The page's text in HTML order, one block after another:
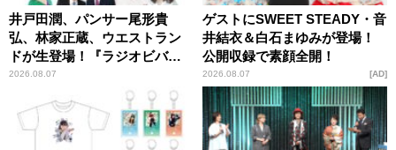
井戸田潤、パンサー尾形貴
弘、林家正蔵、ウエストラン
ドが生登場！『ラジオビバリ
ー昼ズ』
2026.08.07
ゲストにSWEET STEADY・音
井結衣＆白石まゆみが登場！
公開収録で素顔全開！
2026.08.07 AD